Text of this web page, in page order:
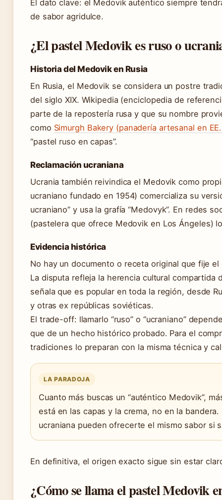
El dato clave: el Medovik auténtico siempre
de sabor agridulce.
¿El pastel Medovik es ruso o
Historia del Medovik en Rusia
En Rusia, el Medovik se considera un postre
del siglo XIX. Wikipedia (enciclopedia de
parte de la repostería rusa y que su nombre
como Simurgh Bakery (panadería artesanal en
“pastel ruso en capas”.
Reclamación ucraniana
Ucrania también reivindica el Medovik como
ucraniano fundado en 1954) comercializa su
ucraniano” y usa la grafía “Medovyk”. En redes
(pastelera que ofrece Medovik en Los Ángeles)
Evidencia histórica
No hay un documento o receta original que fije
La disputa refleja la herencia cultural compartida
señala que es popular en toda la región, desde
y otras ex repúblicas soviéticas.
El trade-off: llamarlo “ruso” o “ucraniano”
que de un hecho histórico probado. Para el
tradiciones lo preparan con la misma técnica y
LA PARADOJA
Cuanto más buscas un “auténtico Medovik”,
está en las capas y la crema, no en la
ucraniana pueden ofrecerte el mismo sabor si
En definitiva, el origen exacto sigue sin estar
¿Cómo se llama el pastel Medovik